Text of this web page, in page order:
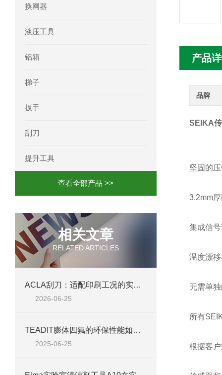
AC-MOTOREN电机FCPA 71B-2参数
换网器
液压工具
铝箱
梯子
扳手
刮刀
提升工具
查看全部产品 >>
相关文章
RELATED ARTICLES
ACLA刮刀：适配印刷工况的实用工艺配件
2026-06-25
TEADIT膨体四氟的环保性能如何？
2025-06-25
产品
品牌
SEIKA
坚固的
3.2mm
集成信
温度漂
无需单
所有
根据客